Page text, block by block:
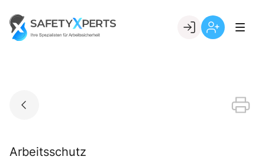
content
Go to landing page.
Arbeitsschutz